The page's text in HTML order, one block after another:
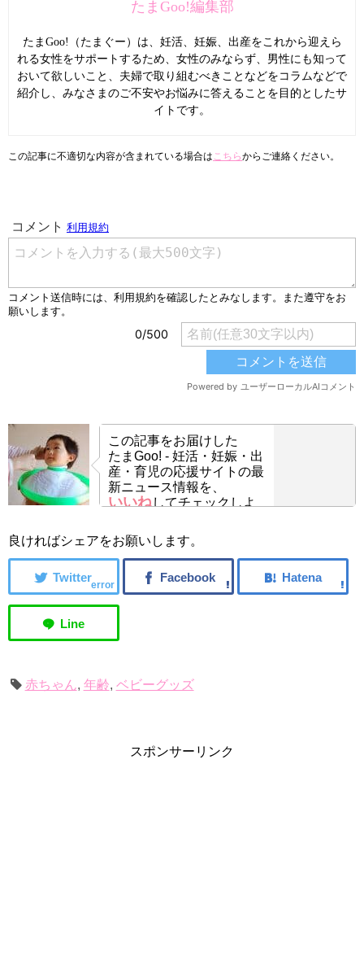
たまGoo!編集部
たまGoo!（たまぐー）は、妊活、妊娠、出産をこれから迎えら
れる女性をサポートするため、女性のみならず、男性にも知って
おいて欲しいこと、夫婦で取り組むべきことなどをコラムなどで
紹介し、みなさまのご不安やお悩みに答えることを目的としたサ
イトです。
この記事に不適切な内容が含まれている場合はこちらからご連絡ください。
この記事をお届けした
たまGoo! - 妊活・妊娠・出
産・育児の応援サイトの最
新ニュース情報を、
いいねしてチェックしよ
良ければシェアをお願いします。
error
赤ちゃん, 年齢, ベビーグッズ
スポンサーリンク